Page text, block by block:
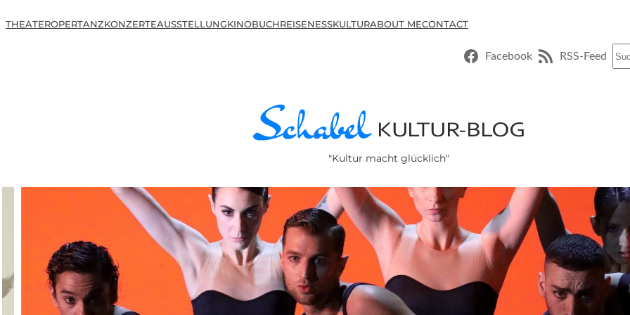
THEATEROPERTANZKONZERTEAUSSTELLUNGKINOBUCHREISENESSKULTURABOUT MECONTACT
Facebook RSS-Feed
"Kultur macht glücklich"